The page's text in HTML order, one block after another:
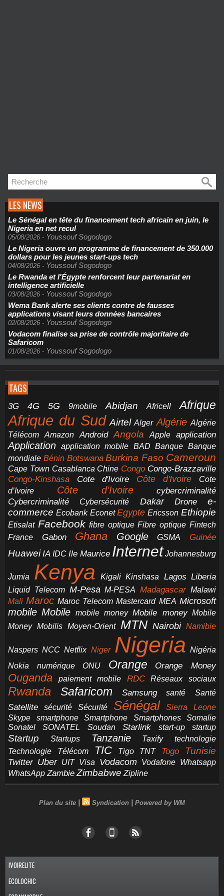
LES NEWS
Le Sénégal en tête du financement tech africain en juin, le
Nigeria en net recul
05/08/2026 - Youssouf Sogodogo
Le Nigeria ouvre un programme de financement de 350.000
dollars pour les jeunes start-ups tech
04/08/2026 - Youssouf Sogodogo
Le Rwanda et l'Égypte renforcent leur partenariat en
intelligence artificielle
03/08/2026 - Youssouf Sogodogo
Wema Bank alerte ses clients contre de fausses
applications visant leurs données bancaires
02/08/2026 - Youssouf Sogodogo
Vodacom finalise sa prise de contrôle majoritaire de
Safaricom
01/08/2026 - Youssouf Sogodogo
TAGS
3G 4G 5G 9mobile Abidjan Africell Afrique
Afrique du Sud Airtel Alger Algérie Algérie
Télécom
Amazon Android Angola Apple application
Application application mobile BAD Banque Banque
mondiale Bénin Botswana Burkina Faso Cameroun
Cape Town Casablanca Chine Congo Congo-Brazzaville
Congo-Kinshasa Cote d'Ivoire Côte d'Ivoire
Cote
d’Ivoire
Côte d’Ivoire
cybercriminalité
Cybercriminalité
Cybersécurité Dakar Drone
e-
commerce Ecobank Econet Egypte Ericsson Ethiopie
Etisalat Facebook fibre optique Fibre optique Fintech
France
Gabon Ghana Google GSMA Guinée
Huawei IA IDC Ile Maurice Internet Johannesburg
Jumia Kenya Kigali Kinshasa Lagos Liberia
Liquid Telecom M-Pesa M-PESA Madagascar Malawi
Mali Maroc Maroc Telecom Mastercard MEA Microsoft
mobile Mobile mobile money Mobile money Mobile
Money Mobilis Moyen-Orient MTN Nairobi Namibie
Naspers NCC Netflix Niger Nigeria Nigéria
Nokia
numérique ONU Orange Orange Money
Ouganda paiement mobile RDC Réseaux sociaux
Rwanda Safaricom Samsung santé Santé
Satellite sécurité Sécurité Sénégal
Sierra Leone
Skype
smartphone Smartphone Smartphones
Somalie
Sonatel
SONATEL Soudan Starlink start-up startup
Startup Startups Tanzanie Taxify
technologie
Technologie
Télécom TIC Tigo TNT Togo Tunisie
Twitter Uber UIT Visa Vodacom Vodafone Whatsapp
WhatsApp Zambie Zimbabwe Zipline
Plan du site | Syndication | Powered by WM
IVOIRELITE
ECOLOCHIC